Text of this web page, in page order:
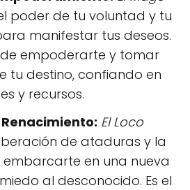
poder de tu voluntad y tu
manifestar tus deseos.
empoderarte y tomar
tu destino, confiando en
y recursos.
El Loco
de ataduras y la
embarcarte en una nueva
al desconocido. Es el